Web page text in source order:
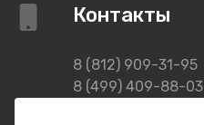
Контакты
8 (812) 909-31-95
8 (499) 409-88-03